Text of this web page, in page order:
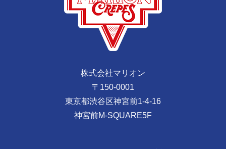
株式会社マリオン
〒150-0001
東京都渋谷区神宮前1-4-16
神宮前M-SQUARE5F